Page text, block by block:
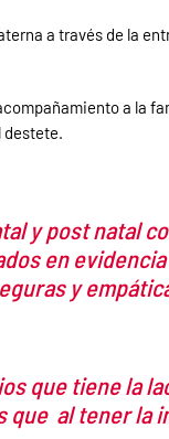
a través de la
a la
destete.
y post natal
en
y
que tiene la
al tener la